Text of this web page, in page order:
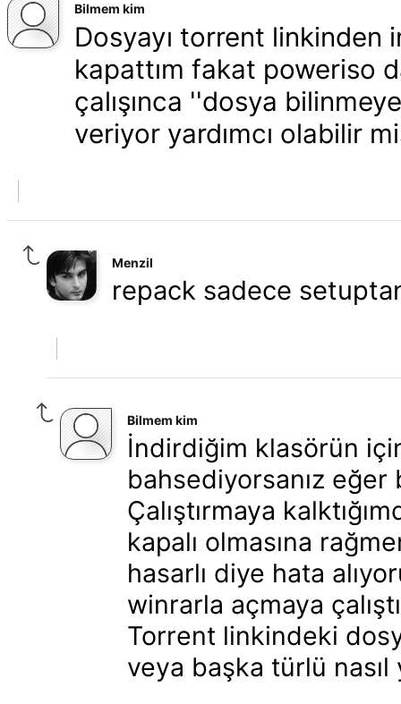
Bilmem kim
Dosyayı torrent linkinden
kapattım fakat poweriso
çalışınca ''dosya
veriyor yardımcı olabilir
Menzil
repack sadece
Bilmem kim
İndirdiğim klasörün
bahsediyorsanız
Çalıştırmaya
kapalı olmasına
hasarlı diye hata
winrarla açmaya
Torrent linkindeki
veya başka türlü